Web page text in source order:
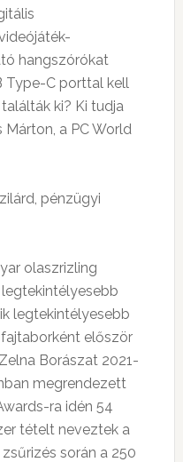
hangszórókat
Type-C porttal kell
ki? Ki tudja
Márton, a PC World
pénzügyi
olaszrizling
legtekintélyesebb
először
Borászat 2021-
megrendezett
ra idén 54
tételt neveztek a
során a 250